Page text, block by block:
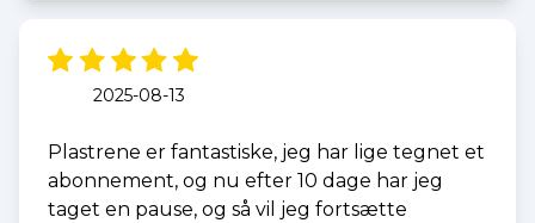
2025-08-13
Plastrene er fantastiske, jeg har lige tegnet et
abonnement, og nu efter 10 dage har jeg
taget en pause, og så vil jeg fortsætte